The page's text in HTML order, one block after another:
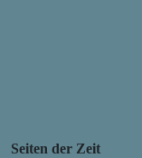
Seiten der Zeit